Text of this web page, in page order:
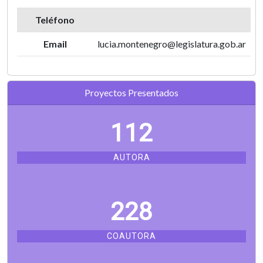
Teléfono
Email lucia.montenegro@legislatura.gob.ar
Proyectos Presentados
112
AUTORA
228
COAUTORA